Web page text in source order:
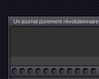
Un journal purement révolutionnaire